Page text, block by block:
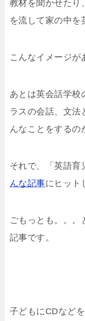
教材を聞かせたり
を流して家の中を
こんなイメージが
あとは英会話学校
ラスの会話、文法
んなことをするの
それで、「英語育
んな記事にヒット
ごもっとも。。。
記事です。
子どもにCDなど